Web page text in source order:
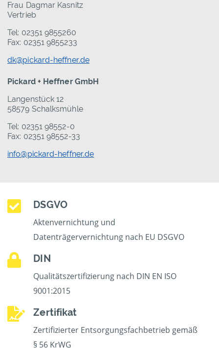
Frau Dagmar Kasnitz
Vertrieb
Tel: 02351 9855260
Fax: 02351 9855233
dk@pickard-heffner.de
Pickard + Heffner GmbH
Langenstück 12
58579 Schalksmühle
Tel: 02351 98552-0
Fax: 02351 98552-33
info@pickard-heffner.de
DSGVO
Aktenvernichtung und
Datenträgervernichtung nach EU DSGVO
DIN
Qualitätszertifizierung nach DIN EN ISO
9001:2015
Zertifikat
Zertifizierter Entsorgungsfachbetrieb gemäß
§ 56 KrWG